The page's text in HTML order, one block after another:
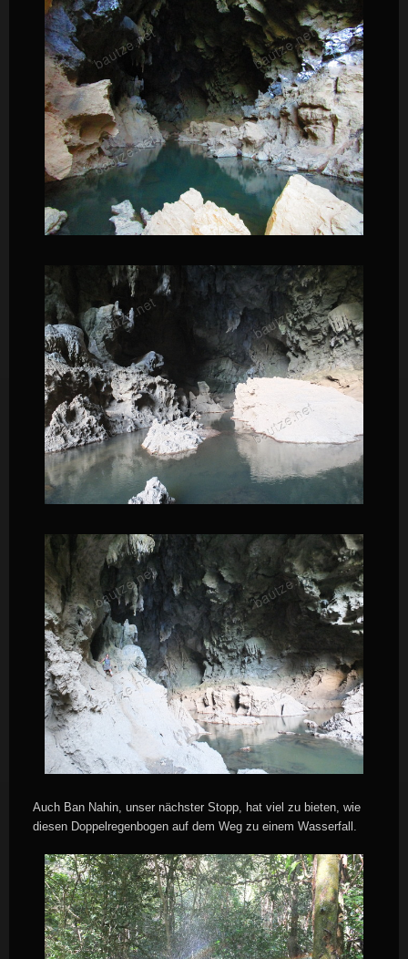
Auch Ban Nahin, unser nächster Stopp, hat viel zu bieten, wie
diesen Doppelregenbogen auf dem Weg zu einem Wasserfall.